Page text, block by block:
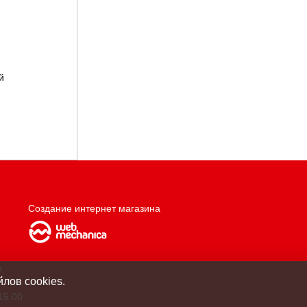
Создание интернет магазина
cookies.